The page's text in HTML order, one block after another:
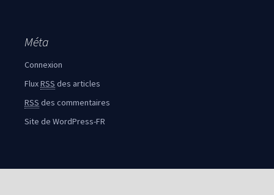
Méta
Connexion
FluxRSS des articles
RSS des commentaires
Site de WordPress-FR